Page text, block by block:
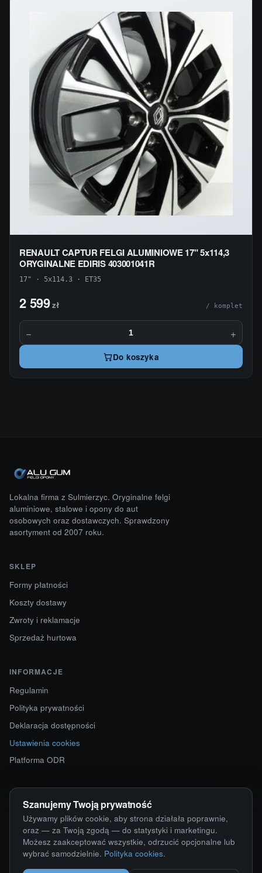
RENAULT CAPTUR FELGI ALUMINIOWE 17" 5x114,3
ORYGINALNE EDIRIS 403001041R
17" · 5x114.3 · ET35
2 599zł / komplet
− +
Do koszyka
Lokalna firma z Sulmierzyc. Oryginalne felgi
aluminiowe, stalowe i opony do aut
osobowych oraz dostawczych. Sprawdzony
asortyment od 2007 roku.
SKLEP
Formy płatności
Koszty dostawy
Zwroty i reklamacje
Sprzedaż hurtowa
INFORMACJE
Regulamin
Polityka prywatności
Deklaracja dostępności
Ustawienia cookies
Platforma ODR
KONTAKT
ul. Starokościelna 12
63-750 Sulmierzyce
792 171 171 · 791 110 055
alumy@alugum.pl
Szanujemy Twoją prywatność
Używamy plików cookie, aby strona działała poprawnie,
oraz — za Twoją zgodą — do statystyki i marketingu.
Możesz zaakceptować wszystkie, odrzucić opcjonalne lub
wybrać samodzielnie. Polityka cookies.